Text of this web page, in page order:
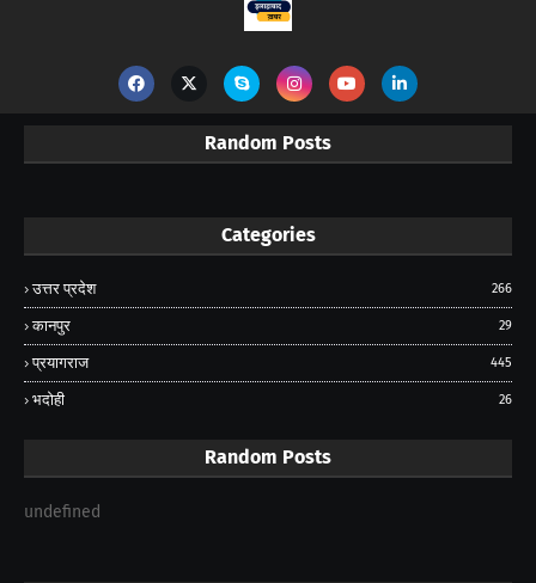
Random Posts
Categories
उत्तर प्रदेश 266
कानपुर 29
प्रयागराज 445
भदोही 26
Random Posts
undefined